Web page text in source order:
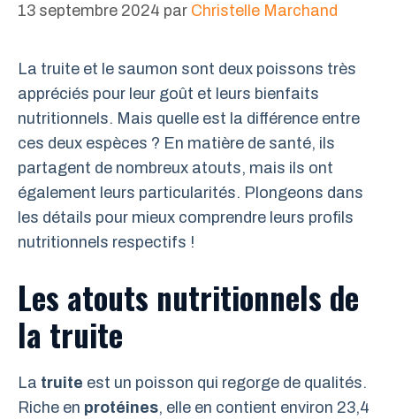
13 septembre 2024 par Christelle Marchand
La truite et le saumon sont deux poissons très
appréciés pour leur goût et leurs bienfaits
nutritionnels. Mais quelle est la différence entre
ces deux espèces ? En matière de santé, ils
partagent de nombreux atouts, mais ils ont
également leurs particularités. Plongeons dans
les détails pour mieux comprendre leurs profils
nutritionnels respectifs !
Les atouts nutritionnels de
la truite
La truite est un poisson qui regorge de qualités.
Riche en protéines, elle en contient environ 23,4